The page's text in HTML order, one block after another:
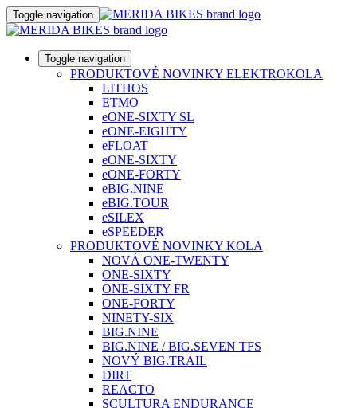
Toggle navigation
Toggle navigation
PRODUKTOVÉ NOVINKY ELEKTROKOLA
LITHOS
ETMO
eONE-SIXTY SL
eONE-EIGHTY
eFLOAT
eONE-SIXTY
eONE-FORTY
eBIG.NINE
eBIG.TOUR
eSILEX
eSPEEDER
PRODUKTOVÉ NOVINKY KOLA
NOVÁ ONE-TWENTY
ONE-SIXTY
ONE-SIXTY FR
ONE-FORTY
NINETY-SIX
BIG.NINE
BIG.NINE / BIG.SEVEN TFS
NOVÝ BIG.TRAIL
DIRT
REACTO
SCULTURA ENDURANCE